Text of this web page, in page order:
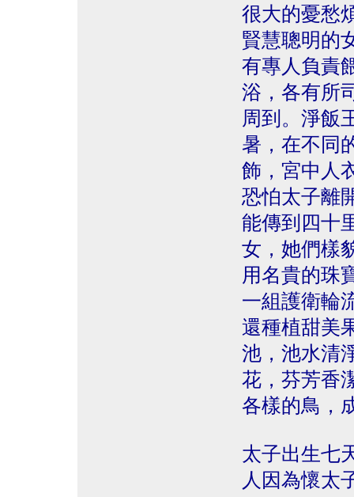
很大的憂愁
賢慧聰明的
有專人負責
浴，各有所
周到。淨飯
暑，在不同
飾，宮中人
恐怕太子離
能傳到四十
女，她們樣
用名貴的珠
一組護衛輪
還種植甜美
池，池水清
花，芬芳香
各樣的鳥，
太子出生七
人因為懷太